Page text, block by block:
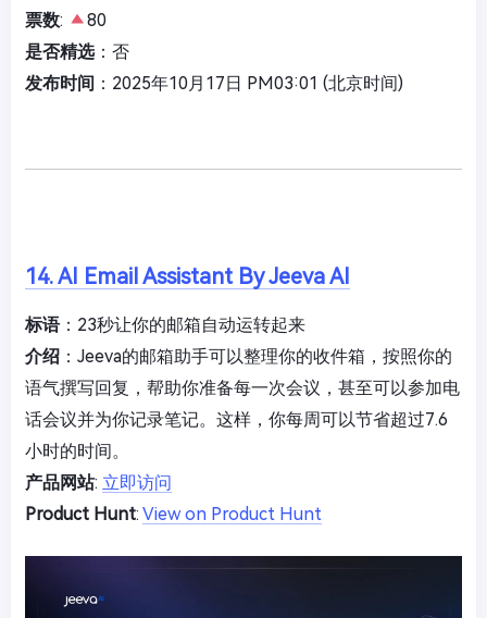
票数:
80
是否精选：否
发布时间 ：2025年10月17日 PM03:01 (北京时间)
14. AI Email Assistant By Jeeva AI
标语：23秒让你的邮箱自动运转起来
介绍 ：Jeeva的邮箱助手可以整理你的收件箱，按照你的
语气撰写回复，帮助你准备每一次会议，甚至可以参加电
话会议并为你记录笔记。这样，你每周可以节省超过7.6
小时的时间。
产品网站: 立即访问
Product Hunt: View on Product Hunt